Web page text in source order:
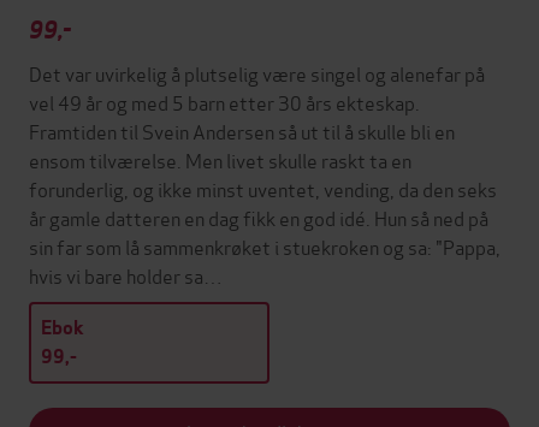
99,-
Det var uvirkelig å plutselig være singel og alenefar på
vel 49 år og med 5 barn etter 30 års ekteskap.
Framtiden til Svein Andersen så ut til å skulle bli en
ensom tilværelse. Men livet skulle raskt ta en
forunderlig, og ikke minst uventet, vending, da den seks
år gamle datteren en dag fikk en god idé. Hun så ned på
sin far som lå sammenkrøket i stuekroken og sa: "Pappa,
hvis vi bare holder sa…
Ebok
99,-